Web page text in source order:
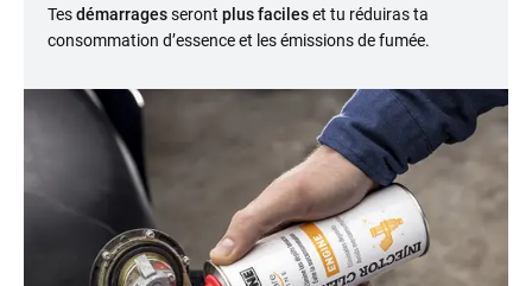
Tesdémarragesseront plus facileset tu réduiras ta
consommation d’essence et les émissions de fumée.